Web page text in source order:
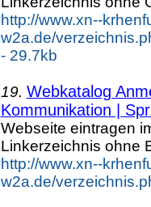
http://www.xn--
w2a.de/
- 29.7kb
19. Webkatalog
Kommunikation |
Webseite eintragen
Linkerzeichnis ohne
http://www.xn--
w2a.de/